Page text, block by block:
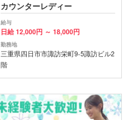
カウンターレディー
給与
日給 12,000円 ～ 18,000円
勤務地
三重県四日市市諏訪栄町9-5諏訪ビル2
階